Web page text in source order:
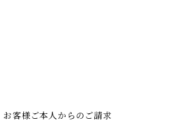
客様ご本人からのご請求